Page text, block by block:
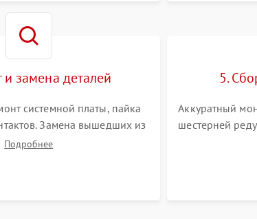
и замена деталей
системной платы, пайка
Замена вышедших из
аккумулятора,
Подробнее
5.
Аккуратный
шестерней
для снижения